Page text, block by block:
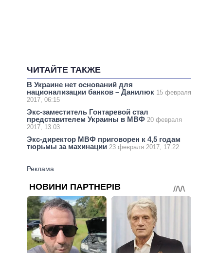
ЧИТАЙТЕ ТАКЖЕ
В Украине нет оснований для
национализации банков – Данилюк 15 февраля
2017, 06:15
Экс-заместитель Гонтаревой стал
представителем Украины в МВФ 20 февраля
2017, 13:03
Экс-директор МВФ приговорен к 4,5 годам
тюрьмы за махинации 23 февраля 2017, 17:22